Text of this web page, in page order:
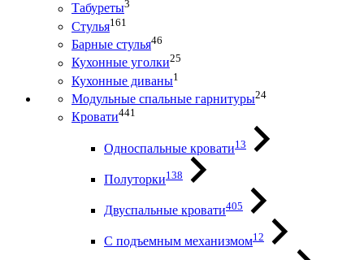
Табуреты3
Стулья161
Барные стулья46
Кухонные уголки25
Кухонные диваны1
Модульные спальные гарнитуры24
Кровати441
Односпальные кровати13
Полуторки138
Двуспальные кровати405
С подъемным механизмом12